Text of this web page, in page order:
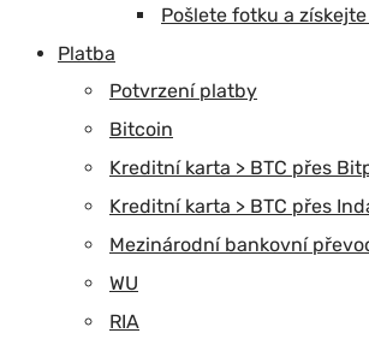
Pošlete fotku a
Platba
Potvrzení platby
Bitcoin
Kreditní karta > BTC přes
Kreditní karta > BTC přes
Mezinárodní bankovní
WU
RIA